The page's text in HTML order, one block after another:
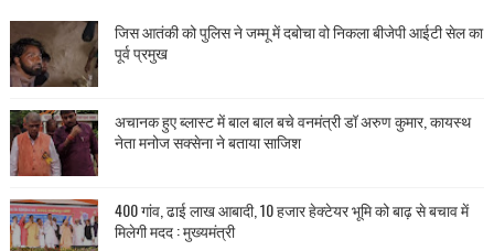
जिस आतंकी को पुलिस ने जम्मू में दबोचा वो निकला बीजेपी आईटी सेल का
पूर्व प्रमुख
अचानक हुए ब्लास्ट में बाल बाल बचे वनमंत्री डॉ अरुण कुमार, कायस्थ
नेता मनोज सक्सेना ने बताया साजिश
400 गांव, ढाई लाख आबादी, 10 हजार हेक्टेयर भूमि को बाढ़ से बचाव में
मिलेगी मदद : मुख्यमंत्री